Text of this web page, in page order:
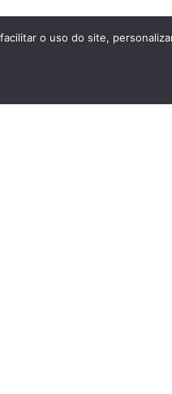
o uso do site,